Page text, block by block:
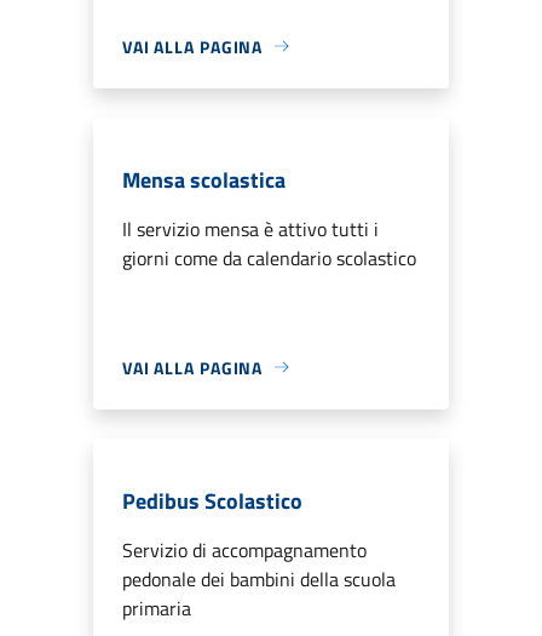
VAI ALLA PAGINA
Mensa scolastica
Il servizio mensa è attivo tutti i
giorni come da calendario scolastico
VAI ALLA PAGINA
Pedibus Scolastico
Servizio di accompagnamento
pedonale dei bambini della scuola
primaria